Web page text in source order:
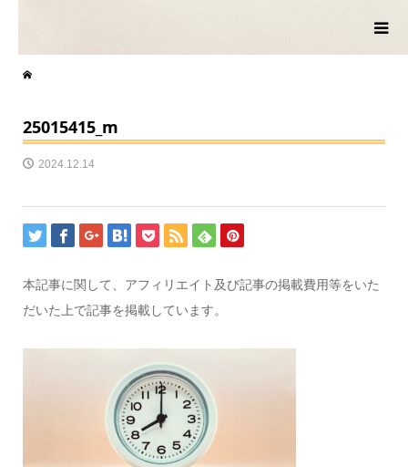
25015415_m
2024.12.14
本記事に関して、アフィリエイト及び記事の掲載費用等をいた
だいた上で記事を掲載しています。